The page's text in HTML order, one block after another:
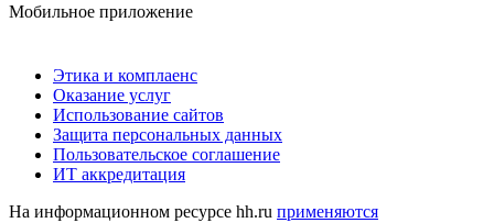
Мобильное приложение
Этика и комплаенс
Оказание услуг
Использование сайтов
Защита персональных данных
Пользовательское соглашение
ИТ аккредитация
На информационном ресурсе hh.ru применяются